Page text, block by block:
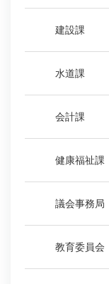
建設課
水道課
会計課
健康福祉課
議会事務局
教育委員会